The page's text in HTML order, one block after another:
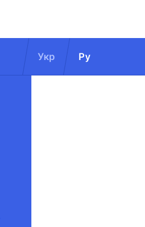
Укр Ру